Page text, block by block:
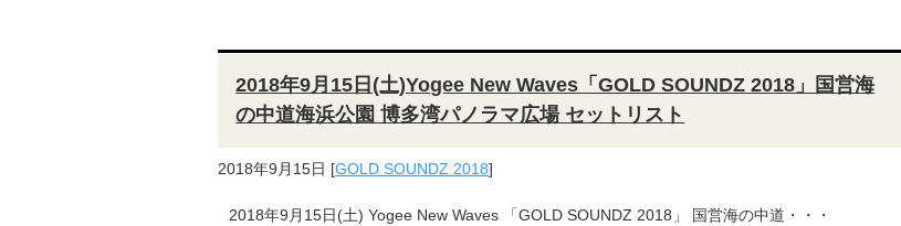
2018年9月15日(土)Yogee New Waves「GOLD SOUNDZ 2018」国営海
の中道海浜公園 博多湾パノラマ広場 セットリスト
2018年9月15日 [GOLD SOUNDZ 2018]
2018年9月15日(土) Yogee New Waves 「GOLD SOUNDZ 2018」 国営海の中道・・・